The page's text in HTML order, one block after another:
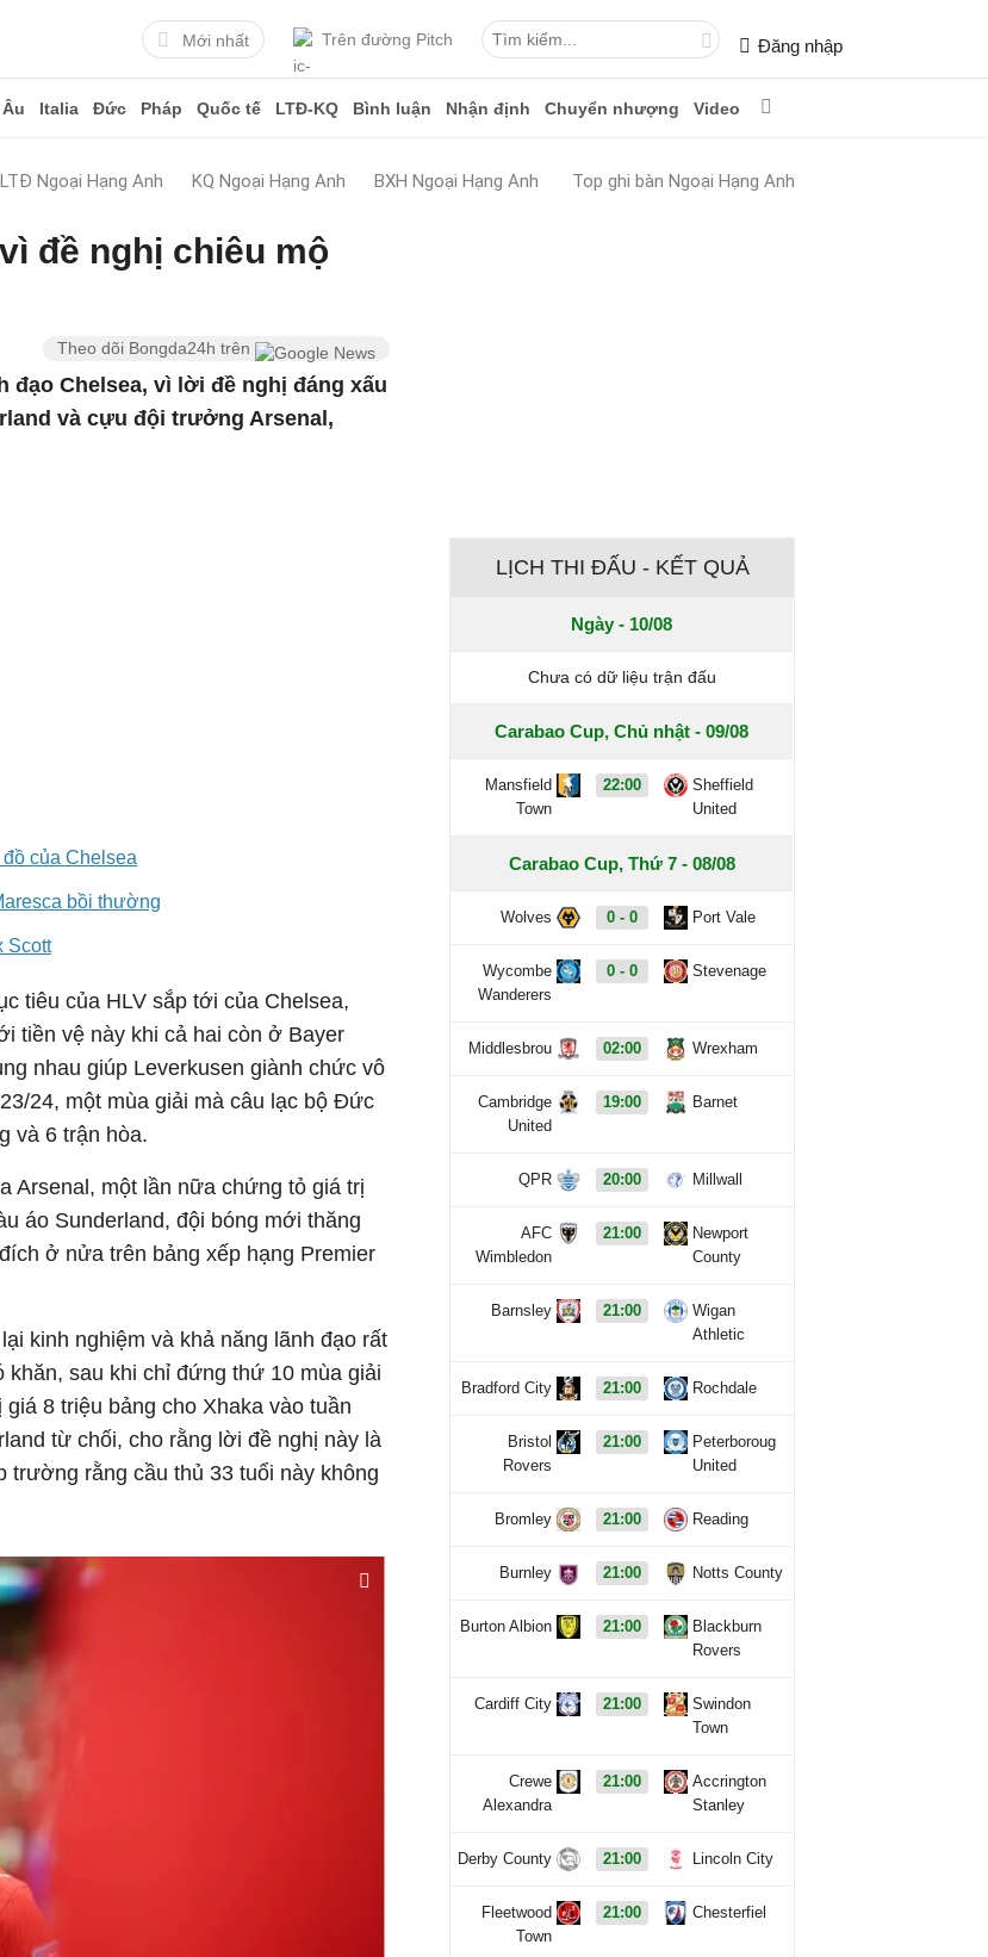
Mới nhất Trên đường Pitch Đăng nhập
Italia Đức Pháp Quốc tế LTĐ-KQ Bình luận Nhận định Chuyển nhượng Video
LTĐ Ngoại Hạng Anh KQ Ngoại Hạng Anh BXH Ngoại Hạng Anh Top ghi bàn Ngoại Hạng Anh
đề nghị chiêu mộ
Theo dõi Bongda24h trên
đạo Chelsea, vì lời đề nghị đáng xấu
và cựu đội trưởng Arsenal,
của Chelsea
bồi thường
Scott
tiêu của HLV sắp tới của Chelsea,
tiền vệ này khi cả hai còn ở Bayer
nhau giúp Leverkusen giành chức vô
24, một mùa giải mà câu lạc bộ Đức
và 6 trận hòa.
Arsenal, một lần nữa chứng tỏ giá trị
áo Sunderland, đội bóng mới thăng
ở nửa trên bảng xếp hạng Premier
kinh nghiệm và khả năng lãnh đạo rất
khăn, sau khi chỉ đứng thứ 10 mùa giải
8 triệu bảng cho Xhaka vào tuần
từ chối, cho rằng lời đề nghị này là
trường rằng cầu thủ 33 tuổi này không
LỊCH THI ĐẤU - KẾT QUẢ
Ngày - 10/08
Chưa có dữ liệu trận đấu
Carabao Cup, Chủ nhật - 09/08
Mansfield
Town
22:00
Sheffield
United
Carabao Cup, Thứ 7 - 08/08
Wolves 0 - 0 Port Vale
Wycombe
Wanderers
0 - 0 Stevenage
Middlesbrou 02:00 Wrexham
Cambridge
United
19:00 Barnet
QPR 20:00 Millwall
AFC
Wimbledon
21:00
Newport
County
Barnsley 21:00
Wigan
Athletic
Bradford City 21:00 Rochdale
Bristol
Rovers
21:00
Peterboroug
United
Bromley 21:00 Reading
Burnley 21:00 Notts County
Burton Albion 21:00
Blackburn
Rovers
Cardiff City 21:00
Swindon
Town
Crewe
Alexandra
21:00
Accrington
Stanley
Derby County 21:00 Lincoln City
Fleetwood
Town
21:00 Chesterfiel